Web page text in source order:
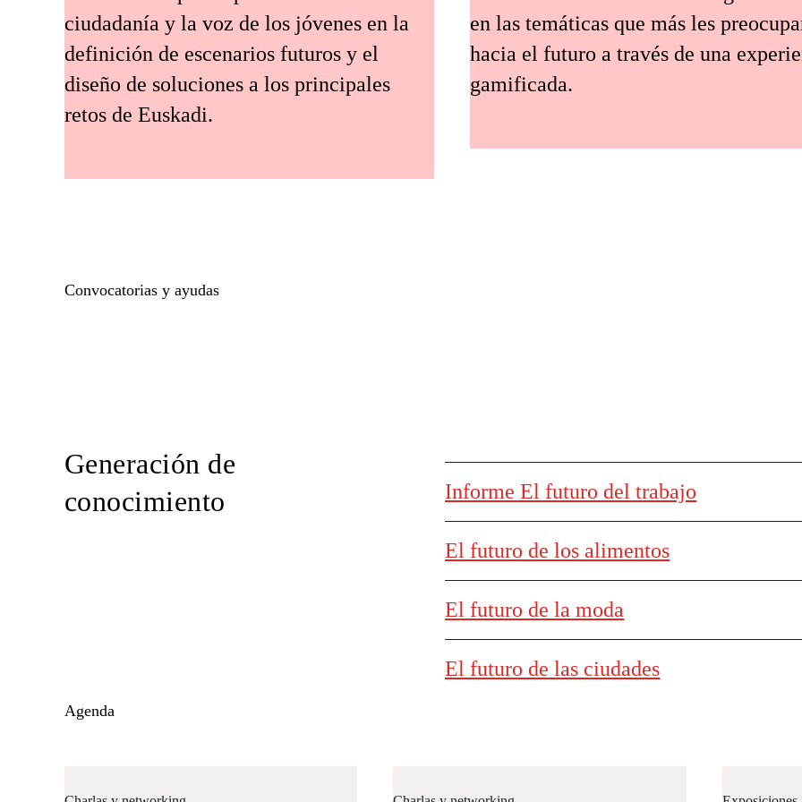
ciudadanía y la voz de los jóvenes en la
definición de escenarios futuros y el
diseño de soluciones a los principales
retos de Euskadi.
en las temáticas que más les
hacia el futuro a través de una
gamificada.
Convocatorias y ayudas
Generación de
conocimiento
Informe El futuro del trabajo
El futuro de los alimentos
El futuro de la moda
El futuro de las ciudades
Agenda